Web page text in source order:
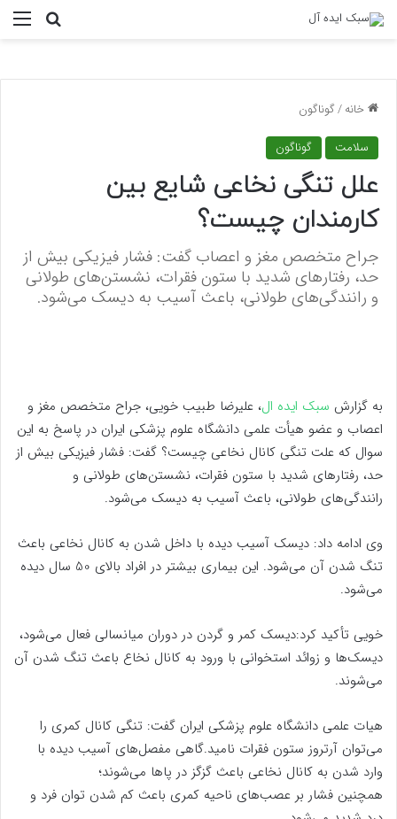
خانه/گوناگون
سلامت گوناگون
علل تنگی نخاعی شایع بین
کارمندان چیست؟
جراح متخصص مغز و اعصاب گفت: فشار فیزیکی بیش از
حد، رفتارهای شدید با ستون فقرات، نشستن‌های طولانی
و رانندگی‌های طولانی، باعث آسیب به دیسک می‌شود.
به گزارش سبک ایده ال، علیرضا طبیب خویی، جراح متخصص مغز و
اعصاب و عضو هیأت علمی دانشگاه علوم پزشکی ایران در پاسخ به این
سوال که علت تنگی کانال نخاعی چیست؟ گفت: فشار فیزیکی بیش از
حد، رفتارهای شدید با ستون فقرات، نشستن‌های طولانی و
رانندگی‌های طولانی، باعث آسیب به دیسک می‌شود.
وی ادامه داد: دیسک آسیب دیده با داخل شدن به کانال نخاعی باعث
تنگ شدن آن می‌شود. این بیماری بیشتر در افراد بالای 50 سال دیده
می‌شود.
خویی تأکید کرد:دیسک کمر و گردن در دوران میانسالی فعال می‌شود،
دیسک‌ها و زوائد استخوانی با ورود به کانال نخاع باعث تنگ شدن آن
می‌شوند.
هیات علمی دانشگاه علوم پزشکی ایران گفت: تنگی کانال کمری را
می‌توان آرتروز ستون فقرات نامید.گاهی مفصل‌های آسیب دیده با
وارد شدن به کانال نخاعی باعث گزگز در پاها می‌شوند؛
همچنین فشار بر عصب‌های ناحیه کمری باعث کم شدن توان فرد و